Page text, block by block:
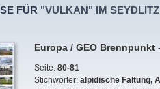
FÜR "VULKAN" IM
Europa / GEO
Seite: 80-81
Stichwörter: alpidische Faltung,